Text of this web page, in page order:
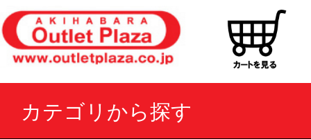
カテゴリから探す